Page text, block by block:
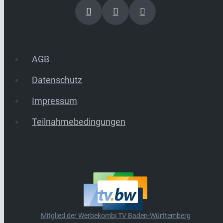
AGB
Datenschutz
Impressum
Teilnahmebedingungen
Mitglied der Werbekombi TV Baden-Württemberg